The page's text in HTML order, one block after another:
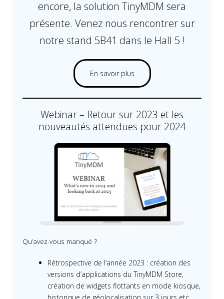
encore, la solution TinyMDM sera
présente. Venez nous rencontrer sur
notre stand 5B41 dans le Hall 5 !
En savoir plus
Webinar – Retour sur 2023 et les
nouveautés attendues pour 2024
Qu’avez-vous manqué ?
Rétrospective de l’année 2023 : création des
versions d’applications du TinyMDM Store,
création de widgets flottants en mode kiosque,